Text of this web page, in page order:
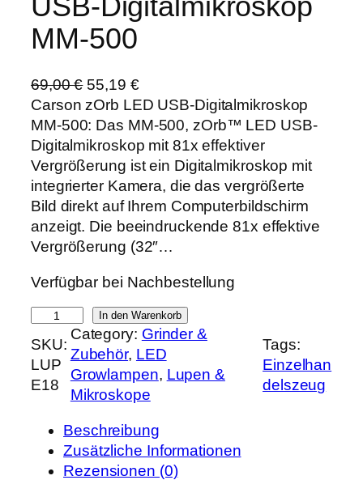
MM-500
69,00€ U
r
s
p
r
ü
n
g
l
c
h
e
r
P
r
i
s
w
55,19 €A
k
t
u
e
l
l
e
r
r
e
i
s
i
s
:
5
5
Carson zOrb LED USB-Digitalmikroskop
MM-500: Das MM-500, zOrb™ LED USB-
Digitalmikroskop mit 81x effektiver
Vergrößerung ist ein Digitalmikroskop mit
integrierter Kamera, die das vergrößerte
Bild direkt auf Ihrem Computerbildschirm
anzeigt. Die beeindruckende 81x effektive
Vergrößerung (32″…
Verfügbar bei Nachbestellung
a
r
s
In den Warenkorb
SKU:
LUP
E18
Category: Grinder &
Zubehör, LED
Growlampen, Lupen &
Mikroskope
Tags:
Einzelhan
delszeug
Beschreibung
Zusätzliche Informationen
Rezensionen (0)